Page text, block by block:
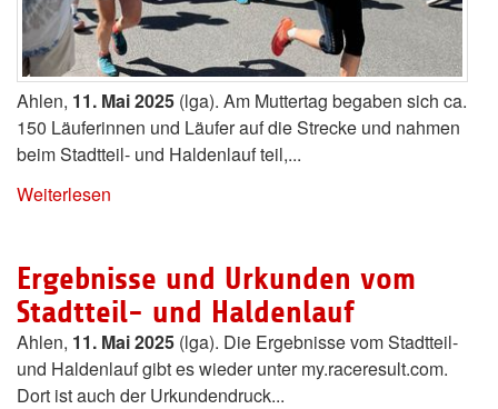
Ahlen, 11. Mai 2025 (lga). Am Muttertag begaben sich ca.
150 Läuferinnen und Läufer auf die Strecke und nahmen
beim Stadtteil- und Haldenlauf teil,...
Weiterlesen
Ergebnisse und Urkunden vom
Stadtteil- und Haldenlauf
Ahlen, 11. Mai 2025 (lga). Die Ergebnisse vom Stadtteil-
und Haldenlauf gibt es wieder unter my.raceresult.com.
Dort ist auch der Urkundendruck...